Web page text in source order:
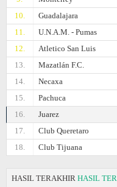
10.
Guadalajara
11.
U.N.A.M. - Pumas
12.
Atlеtico San Luis
13.
Mazatlán F.C.
14.
Necaxa
15.
Pachuca
16.
Juаrez
17.
Club Queretaro
18.
Club Tijuana
HASIL TERAKHIR HASIL